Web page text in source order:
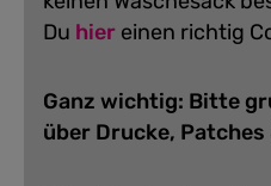
Du hier einen richtig
Ganz wichtig: Bitte
über Drucke,